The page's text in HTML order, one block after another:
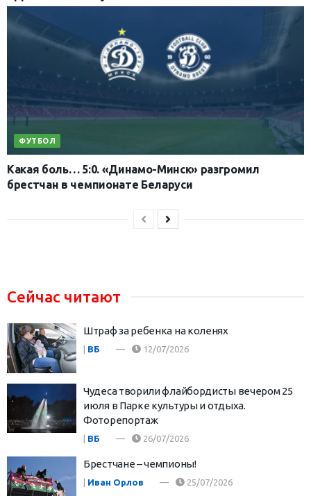
ФУТБОЛ
Какая боль… 5:0. «Динамо-Минск» разгромил
брестчан в чемпионате Беларуси
Сейчас читают
Штраф за ребенка на коленях
ВБ 12/07/2026
Чудеса творили флайбордисты вечером 25
июля в Парке культуры и отдыха.
Фоторепортаж
ВБ 26/07/2026
Брестчане – чемпионы!
Иван Орлов 25/07/2026